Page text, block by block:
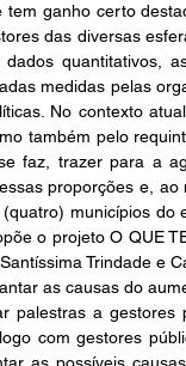
tem ganho certo
das diversas
quantitativos,
medidas pelas
No contexto
também pelo
faz, trazer para a
proporções e,
municípios
o projeto O QUE
Trindade e
as causas do
palestras a
com gestores